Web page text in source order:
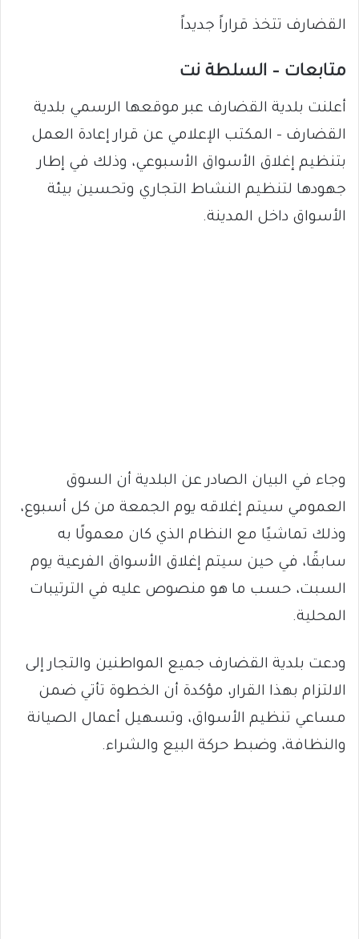
القضارف تتخذ قراراً جديداً
متابعات – السلطة نت
أعلنت بلدية القضارف عبر موقعها الرسمي بلدية
القضارف – المكتب الإعلامي عن قرار إعادة العمل
بتنظيم إغلاق الأسواق الأسبوعي، وذلك في إطار
جهودها لتنظيم النشاط التجاري وتحسين بيئة
الأسواق داخل المدينة.
وجاء في البيان الصادر عن البلدية أن السوق
العمومي سيتم إغلاقه يوم الجمعة من كل أسبوع،
وذلك تماشيًا مع النظام الذي كان معمولًا به
سابقًا، في حين سيتم إغلاق الأسواق الفرعية يوم
السبت، حسب ما هو منصوص عليه في الترتيبات
المحلية.
ودعت بلدية القضارف جميع المواطنين والتجار إلى
الالتزام بهذا القرار، مؤكدة أن الخطوة تأتي ضمن
مساعي تنظيم الأسواق، وتسهيل أعمال الصيانة
والنظافة، وضبط حركة البيع والشراء.